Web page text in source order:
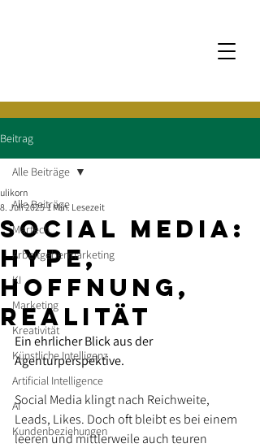
Beitrag
Alle Beiträge
Martech
Arbeitgebermarketing
KI
Marketing
Kreativität
Künstliche Intelligenz
Artificial Intelligence
AI
Kundenbeziehungen
Alle Beiträge
Social Media:
Hype,
Hoffnung,
Realität
ulikorn
8. Juli 2025 1 Min. Lesezeit
Ein ehrlicher Blick aus der
Agenturperspektive.
Social Media klingt nach Reichweite,
Leads, Likes. Doch oft bleibt es bei einem
leeren und mittlerweile auch teuren